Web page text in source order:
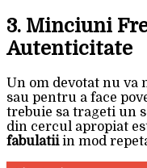
3. Minciuni
Autenticitate
Un om devotat nu va
sau pentru a face
trebuie sa trageti un
din cercul apropiat
fabulatiiin mod